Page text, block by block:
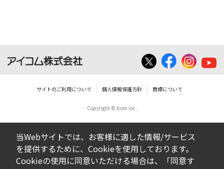
せんのでご了承ください。
告なく改良及び変更される場合があります。
ダウンロードサービスに掲載していますBIOS/
ファームウェアデータにつきましては、パソ
コンの基本システムを制御する重要なデータ
ですから、データの書換中に誤操作や中断に
サイトのご利用について 個人情報保護方針 商標について
Copyright © Icom Inc.
当Webサイトでは、お客様に適した情報/サービス
を提供するために、Cookieを使用しております。
Cookieの使用に同意いただける場合は、「同意す